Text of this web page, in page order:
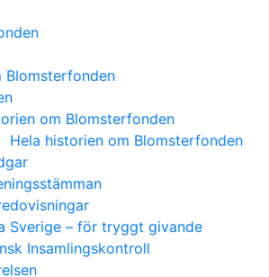
Blomsterfonden
om Blomsterfonden
Hela historien om Blomsterfonden
Sverige – för tryggt givande
Insamlingskontroll